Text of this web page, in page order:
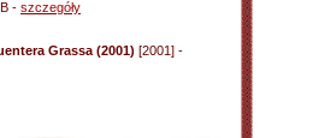
- szczegóły
Grassa (2001) [2001] -